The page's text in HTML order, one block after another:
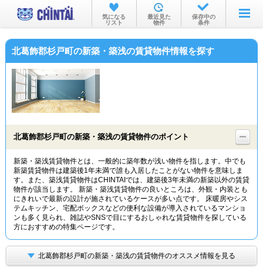
お部屋を探す
沿線・駅から
物件特集から
TOP
気になる
リスト
最近見た
物件
保存中の
条件
北葛飾郡杉戸町の新築・築浅の賃貸物件情報を探す
北葛飾郡杉戸町の新築・築浅の賃貸物件のポイント
新築・築浅賃貸物件とは、一般的に築年数が浅い物件を指します。中でも
新築賃貸物件は建築後1年未満で誰も入居したことがない物件を意味しま
す。また、築浅賃貸物件はCHINTAIでは、建築後3年未満の新築以外の賃貸
物件が該当します。 新築・築浅賃貸物件の良いところは、外観・内装とも
にきれいで最新の設計が施されているケースが多い点です。 床暖房やシス
テムキッチン、宅配ボックスなどの便利な設備が導入されているマンショ
ンも多く見られ、雑誌やSNSで目にするおしゃれな賃貸物件を探している
方におすすめの特集ページです。
北葛飾郡杉戸町の新築・築浅の賃貸物件のオススメ情報を見る